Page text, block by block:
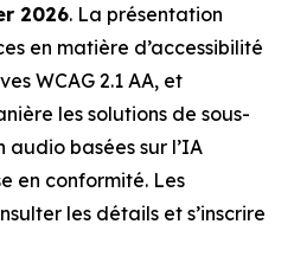
2026. La présentation
en matière d’accessibilité
WCAG 2.1 AA, et
les solutions de sous-
basées sur l’IA
en conformité. Les
les détails et s’inscrire